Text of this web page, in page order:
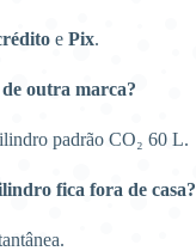
e Pix.
outra marca?
padrão CO₂ 60 L.
fica fora de casa?